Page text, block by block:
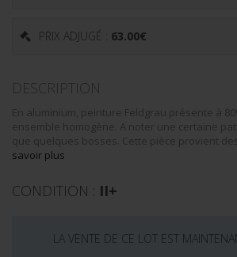
PRIX ADJUGÉ : 63.00€
DESCRIPTION
En aluminium, peinture Feldgrau présente à
ensemble homogène. A noter une certaine
que quelques bosses. Cette pièce provient
savoir plus
CONDITION : II+
LA VENTE DE CE LOT EST